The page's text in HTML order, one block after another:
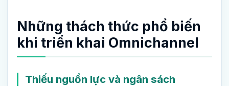
Những thách thức phổ biến
khi triển khai Omnichannel
Thiếu nguồn lực và ngân sách